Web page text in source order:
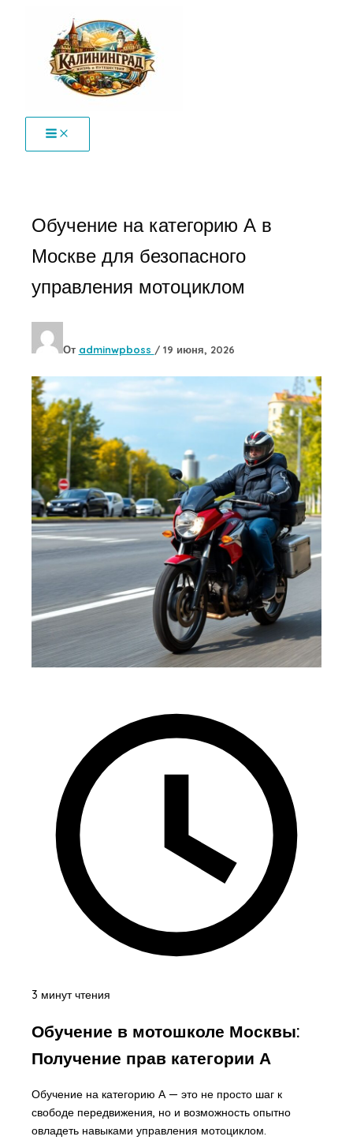
содержимому
Обучение на категорию А в
Москве для безопасного
управления мотоциклом
От adminwpboss / 19 июня, 2026
3 минут чтения
Обучение в мотошколе Москвы:
Получение прав категории А
Обучение на категорию А — это не просто шаг к
свободе передвижения, но и возможность опытно
овладеть навыками управления мотоциклом.